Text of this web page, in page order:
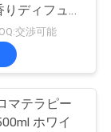
りディフュー
交渉可能
マテラピー
ホワイ